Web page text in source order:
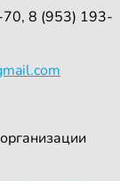
8 (953) 193-
.com